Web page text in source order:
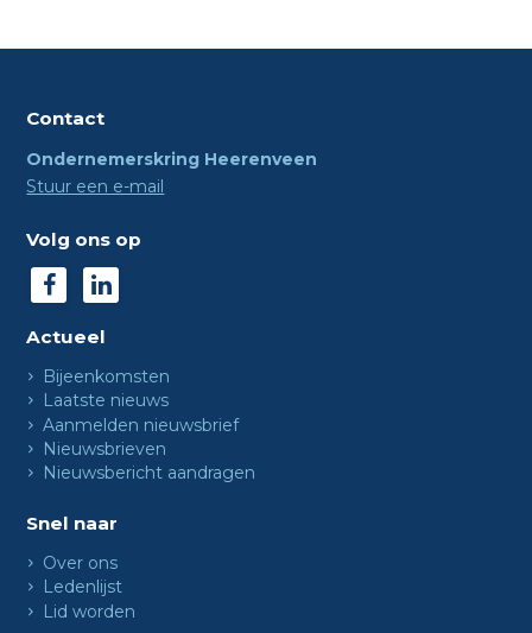
Contact
Ondernemerskring Heerenveen
Stuur een e-mail
Volg ons op
Actueel
Bijeenkomsten
Laatste nieuws
Aanmelden nieuwsbrief
Nieuwsbrieven
Nieuwsbericht aandragen
Snel naar
Over ons
Ledenlijst
Lid worden